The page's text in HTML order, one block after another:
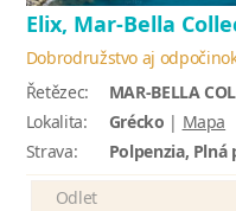
Elix, Mar-Bella
Dobrodružstvo aj
Řetězec:
MAR-BELLA
Lokalita:
Grécko | Mapa
Strava:
Polpenzia, Plná
Odlet